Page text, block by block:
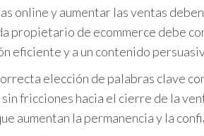
online y aumentar las ventas
propietario de ecommerce debe
eficiente y a un contenido
elección de palabras clave
fricciones hacia el cierre de la
aumentan la permanencia y la